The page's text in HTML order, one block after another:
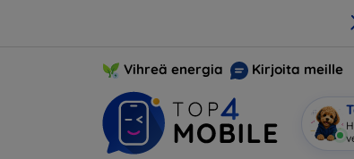
Vihreä energia Kirjoita meille